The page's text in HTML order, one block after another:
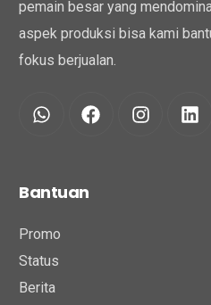
pemain besar yang
aspek produksi bisa kami
fokus berjualan.
Bantuan
Promo
Status
Berita